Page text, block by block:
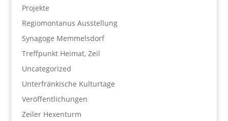
Projekte
Regiomontanus Ausstellung
Synagoge Memmelsdorf
Treffpunkt Heimat, Zeil
Uncategorized
Unterfränkische Kulturtage
Veröffentlichungen
Zeiler Hexenturm